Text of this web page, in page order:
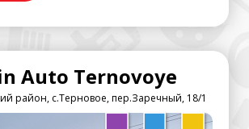
Auto Ternovoye
район, с.Терновое, пер.Заречный, 18/1